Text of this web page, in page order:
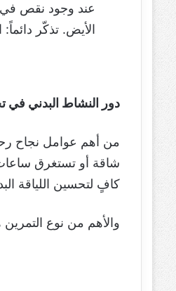
عند وجود نقص في
الأيض. تذكّر
دور النشاط البدني في
من أهم عوامل نجاح
كافٍ لتحسين اللياقة
والأهم من نوع التمرين